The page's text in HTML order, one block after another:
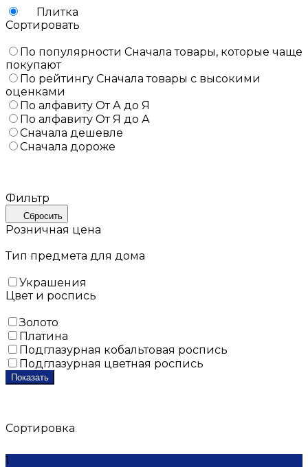
Плитка
Сортировать
По популярности Сначала товары, которые чаще
покупают
По рейтингу Сначала товары с высокими
оценками
По алфавиту От А до Я
По алфавиту От Я до А
Сначала дешевле
Сначала дороже
Фильтр
Сбросить
Розничная цена
Тип предмета для дома
Украшения
Цвет и роспись
Золото
Платина
Подглазурная кобальтовая роспись
Подглазурная цветная роспись
Показать
Сортировка
1